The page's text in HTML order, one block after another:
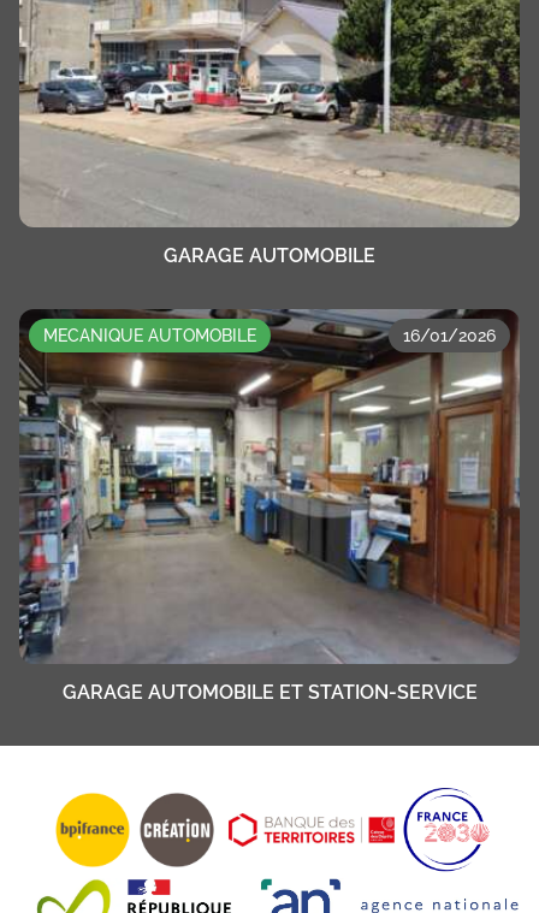
GARAGE AUTOMOBILE
MECANIQUE AUTOMOBILE 16/01/2026
GARAGE AUTOMOBILE ET STATION-SERVICE